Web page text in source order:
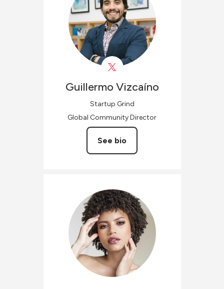
Guillermo Vizcaíno
Startup Grind
Global Community Director
See bio